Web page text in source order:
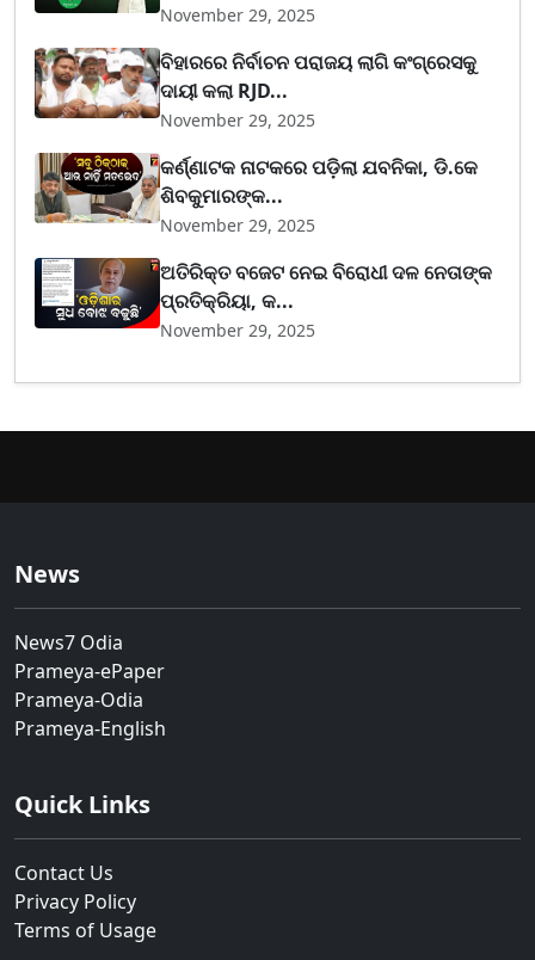
November 29, 2025
ବିହାରରେ ନିର୍ବାଚନ ପରାଜୟ ଲାଗି କଂଗ୍ରେସକୁ
ଦାୟୀ କଲା RJD...
November 29, 2025
କର୍ଣ୍ଣାଟକ ନାଟକରେ ପଡ଼ିଲା ଯବନିକା, ଡି.କେ
ଶିବକୁମାରଙ୍କ...
November 29, 2025
ଅତିରିକ୍ତ ବଜେଟ ନେଇ ବିରୋଧୀ ଦଳ ନେତାଙ୍କ
ପ୍ରତିକ୍ରିୟା, କ...
November 29, 2025
News
News7 Odia
Prameya-ePaper
Prameya-Odia
Prameya-English
Quick Links
Contact Us
Privacy Policy
Terms of Usage